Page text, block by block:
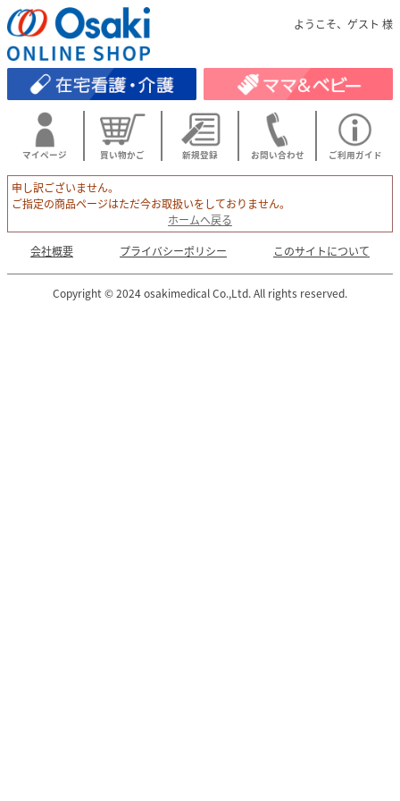
ようこそ、ゲスト 様
マイページ 買い物かご 新規登録 お問い合わせ ご利用ガイド
申し訳ございません。
ご指定の商品ページはただ今お取扱いをしておりません。
ホームへ戻る
会社概要 プライバシーポリシー このサイトについて
Copyright © 2024 osakimedical Co.,Ltd. All rights reserved.